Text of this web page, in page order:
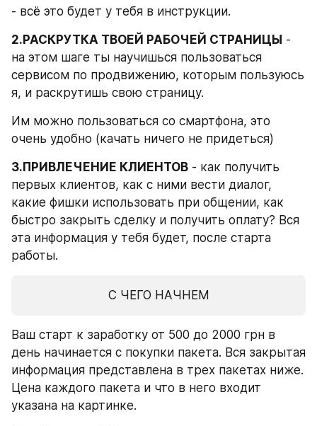
- всё это будет у тебя в инструкции.
2.РАСКРУТКА ТВОЕЙ РАБОЧЕЙ СТРАНИЦЫ -
на этом шаге ты научишься пользоваться
сервисом по продвижению, которым пользуюсь
я, и раскрутишь свою страницу.
Им можно пользоваться со смартфона, это
очень удобно (качать ничего не придеться)
3.ПРИВЛЕЧЕНИЕ КЛИЕНТОВ - как получить
первых клиентов, как с ними вести диалог,
какие фишки использовать при общении, как
быстро закрыть сделку и получить оплату? Вся
эта информация у тебя будет, после старта
работы.
С ЧЕГО НАЧНЕМ
Ваш старт к заработку от 500 до 2000 грн в
день начинается с покупки пакета. Вся закрытая
информация представлена в трех пакетах ниже.
Цена каждого пакета и что в него входит
указана на картинке.